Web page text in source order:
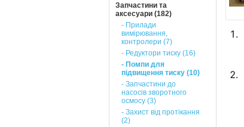
Запчастини та
аксесуари (182)
- Прилади
вимірювання,
контролери (7)
- Редуктори тиску (16)
- Помпи для
підвищення тиску (10)
- Запчастини до
насосів зворотного
осмосу (3)
- Захист від протікання
(2)